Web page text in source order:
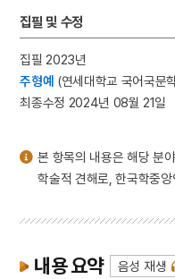
4
5 설악산 오세암
일제강점기
8
한국전쟁
10 관복
집필 및 수정
집필 2023년
주형예 (연세대학교 국어국문
최종수정 2024년 08월 21일
본 항목의 내용은 해당 분
학술적 견해로, 한국학중
내용 요약 음성 재생